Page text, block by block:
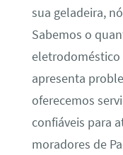
sua geladeira,
Sabemos o
eletrodoméstico
apresenta
oferecemos
confiáveis para
moradores de